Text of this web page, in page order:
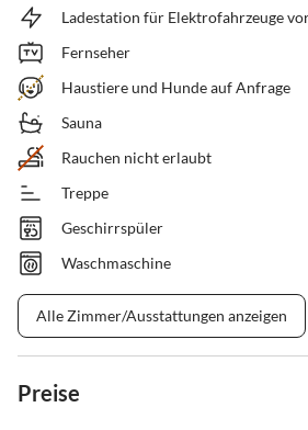
Ladestation für Elektrofahrzeuge
Fernseher
Haustiere und Hunde auf Anfrage
Sauna
Rauchen nicht erlaubt
Treppe
Geschirrspüler
Waschmaschine
Alle Zimmer/Ausstattungen anzeigen
Preise